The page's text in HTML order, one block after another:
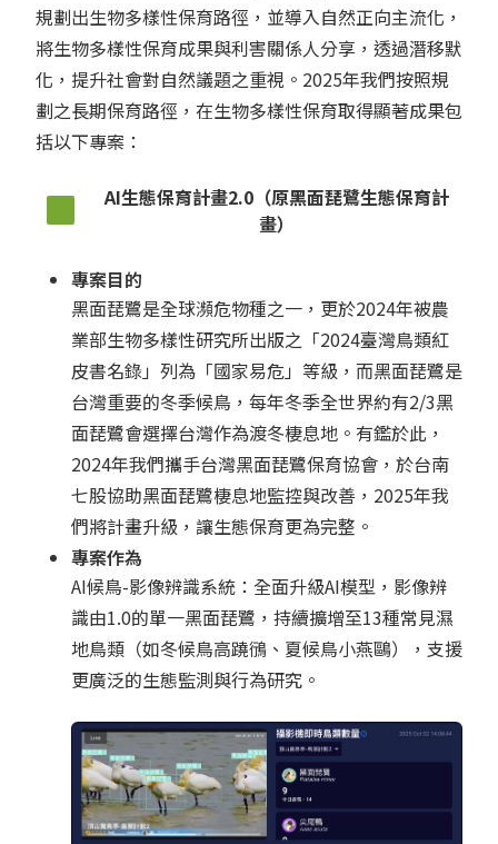
規劃出生物多樣性保育路徑，並導入自然正向主流化，
將生物多樣性保育成果與利害關係人分享，透過潛移默
化，提升社會對自然議題之重視。2025年我們按照規
劃之長期保育路徑，在生物多樣性保育取得顯著成果包
括以下專案：
AI生態保育計畫2.0（原黑面琵鷺生態保育計
畫）
專案目的
黑面琵鷺是全球瀕危物種之一，更於2024年被農
業部生物多樣性研究所出版之「2024臺灣鳥類紅
皮書名錄」列為「國家易危」等級，而黑面琵鷺是
台灣重要的冬季候鳥，每年冬季全世界約有2/3黑
面琵鷺會選擇台灣作為渡冬棲息地。有鑑於此，
2024年我們攜手台灣黑面琵鷺保育協會，於台南
七股協助黑面琵鷺棲息地監控與改善，2025年我
們將計畫升級，讓生態保育更為完整。
專案作為
AI候鳥-影像辨識系統：全面升級AI模型，影像辨
識由1.0的單一黑面琵鷺，持續擴增至13種常見濕
地鳥類（如冬候鳥高蹺鴴、夏候鳥小燕鷗），支援
更廣泛的生態監測與行為研究。